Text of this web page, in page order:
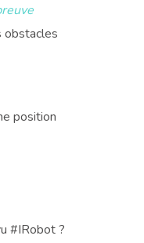
obstacles
position
#IRobot ?